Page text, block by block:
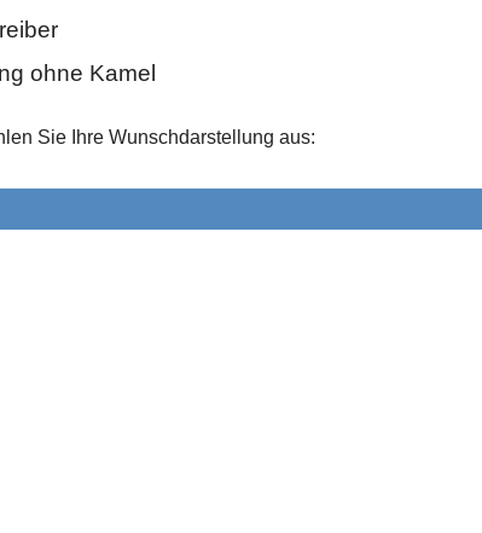
ohne Kamel
Sie Ihre Wunschdarstellung aus: